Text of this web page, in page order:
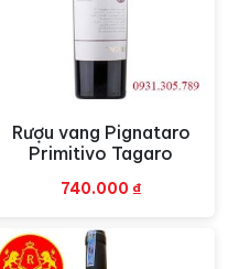
tài liệu về “Bourdieu
tu viện St.Croix of
Dauzacbao gồm 120
Tại đây, những giống
tỷ lệ 65% Cabernet
. Đây là vườn nho cung
Xem nhanh
Rượu vang Pignataro
Primitivo Tagaro
740.000 ₫